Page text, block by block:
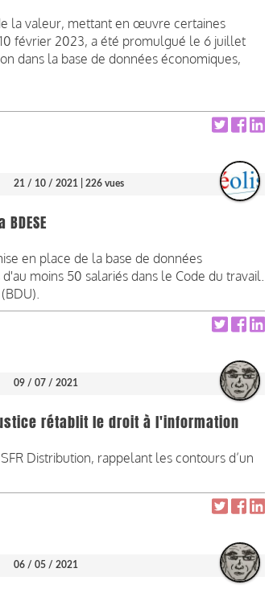
la valeur, mettant en œuvre certaines
février 2023, a été promulgué le 6 juillet
dans la base de données économiques,
21 / 10 / 2021 | 226 vues
en place de la base de données
moins 50 salariés dans le Code du travail.
09 / 07 / 2021
rétablit le droit à l'information
Distribution, rappelant les contours d’un
06 / 05 / 2021